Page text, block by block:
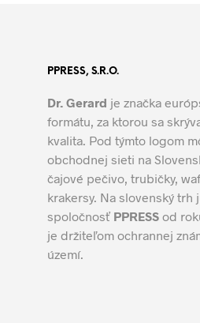
PPRESS, S.R.O.
Dr. Gerard je značka
formátu, za ktorou sa
kvalita. Pod týmto logom
obchodnej sieti na
čajové pečivo, trubičky,
krakersy. Na slovenský trh
spoločnosť PPRESS od
je držiteľom ochrannej
území.